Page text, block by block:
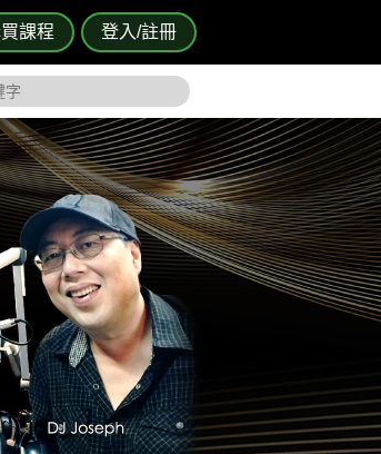
課程 登入/註冊